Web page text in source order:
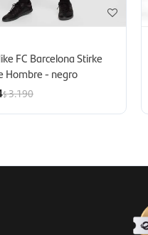
FC Barcelona Stirke
Hombre - negro
$3.190